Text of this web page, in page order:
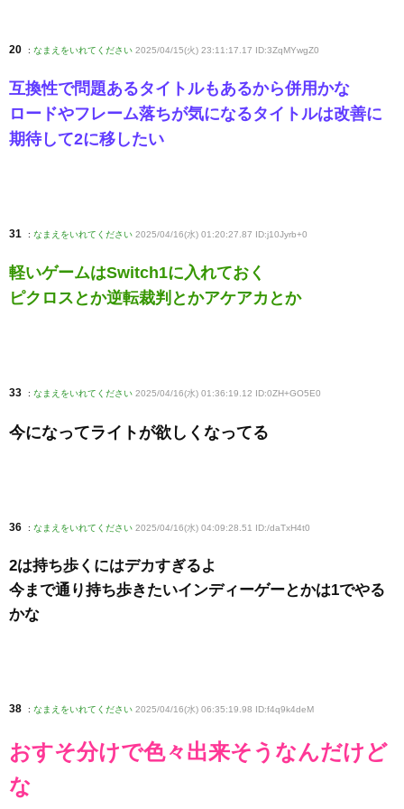
20 : なまえをいれてください 2025/04/15(火) 23:11:17.17 ID:3ZqMYwgZ0
互換性で問題あるタイトルもあるから併用かな
ロードやフレーム落ちが気になるタイトルは改善に
期待して2に移したい
31 : なまえをいれてください 2025/04/16(水) 01:20:27.87 ID:j10Jyrb+0
軽いゲームはSwitch1に入れておく
ピクロスとか逆転裁判とかアケアカとか
33 : なまえをいれてください 2025/04/16(水) 01:36:19.12 ID:0ZH+GO5E0
今になってライトが欲しくなってる
36 : なまえをいれてください 2025/04/16(水) 04:09:28.51 ID:/daTxH4t0
2は持ち歩くにはデカすぎるよ
今まで通り持ち歩きたいインディーゲーとかは1でやる
かな
38 : なまえをいれてください 2025/04/16(水) 06:35:19.98 ID:f4q9k4deM
おすそ分けで色々出来そうなんだけど
な